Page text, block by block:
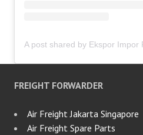
FREIGHT FORWARDER
Air Freight Jakarta Singapore
Air Freight Spare Parts